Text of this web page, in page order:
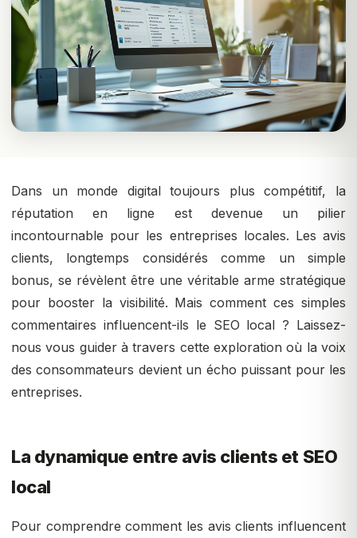
Dans un monde digital toujours plus compétitif, la
réputation en ligne est devenue un pilier
incontournable pour les entreprises locales. Les avis
clients, longtemps considérés comme un simple
bonus, se révèlent être une véritable arme stratégique
pour booster la visibilité. Mais comment ces simples
commentaires influencent-ils le SEO local ? Laissez-
nous vous guider à travers cette exploration où la voix
des consommateurs devient un écho puissant pour les
entreprises.
La dynamique entre avis clients et SEO
local
Pour comprendre comment les avis clients influencent